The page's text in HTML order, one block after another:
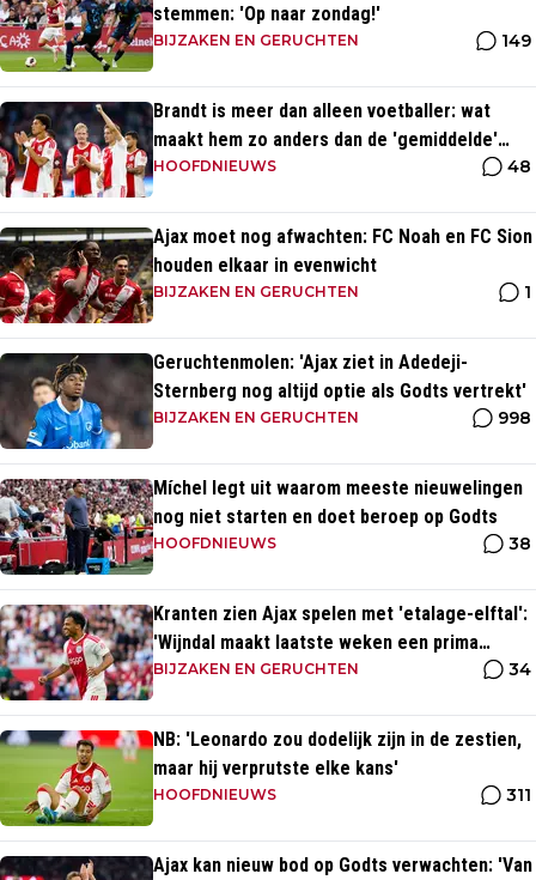
stemmen: 'Op naar zondag!'
BIJZAKEN EN GERUCHTEN 149
Brandt is meer dan alleen voetballer: wat
maakt hem zo anders dan de 'gemiddelde'
voetballer?
HOOFDNIEUWS 48
Ajax moet nog afwachten: FC Noah en FC Sion
houden elkaar in evenwicht
BIJZAKEN EN GERUCHTEN 1
Geruchtenmolen: 'Ajax ziet in Adedeji-
Sternberg nog altijd optie als Godts vertrekt'
BIJZAKEN EN GERUCHTEN 998
Míchel legt uit waarom meeste nieuwelingen
nog niet starten en doet beroep op Godts
HOOFDNIEUWS 38
Kranten zien Ajax spelen met 'etalage-elftal':
'Wijndal maakt laatste weken een prima
indruk'
BIJZAKEN EN GERUCHTEN 34
NB: 'Leonardo zou dodelijk zijn in de zestien,
maar hij verprutste elke kans'
HOOFDNIEUWS 311
Ajax kan nieuw bod op Godts verwachten: 'Van